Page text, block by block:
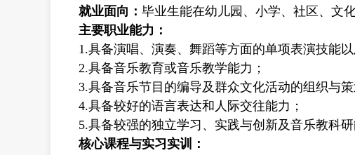
就业面向： 毕业生能在幼儿园、小学、社区、文
主要职业能力：
1.具备演唱、演奏、舞蹈等方面的单项表演技能
2.具备音乐教育或音乐教学能力；
3.具备音乐节目的编导及群众文化活动的组织与策
4.具备较好的语言表达和人际交往能力；
5.具备较强的独立学习、实践与创新及音乐教科研
核心课程与实习实训：